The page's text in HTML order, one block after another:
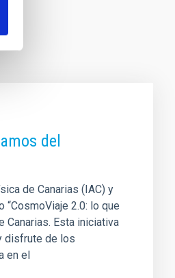
del
de Canarias (IAC) y
2.0: lo que
Canarias. Esta iniciativa
disfrute de los
en el